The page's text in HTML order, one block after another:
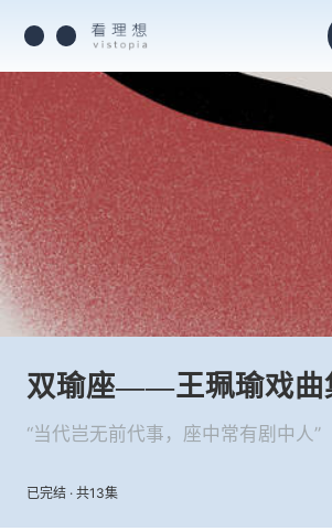
双瑜座——王珮瑜戏曲
“当代岂无前代事，座中常有剧中人”
已完结 · 共13集